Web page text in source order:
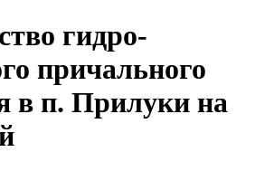
гидро-
причального
в п. Прилуки на